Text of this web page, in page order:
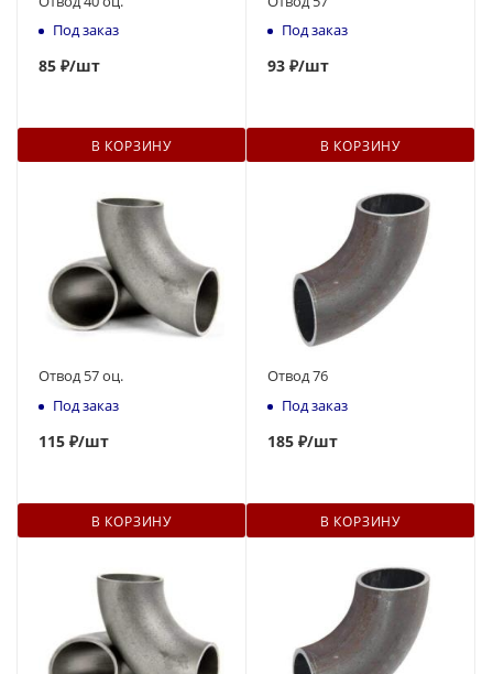
Под заказ
85 ₽/шт
В КОРЗИНУ
Под заказ
93 ₽/шт
В КОРЗИНУ
Отвод 57 оц.
Под заказ
115 ₽/шт
В КОРЗИНУ
Отвод 76
Под заказ
185 ₽/шт
В КОРЗИНУ